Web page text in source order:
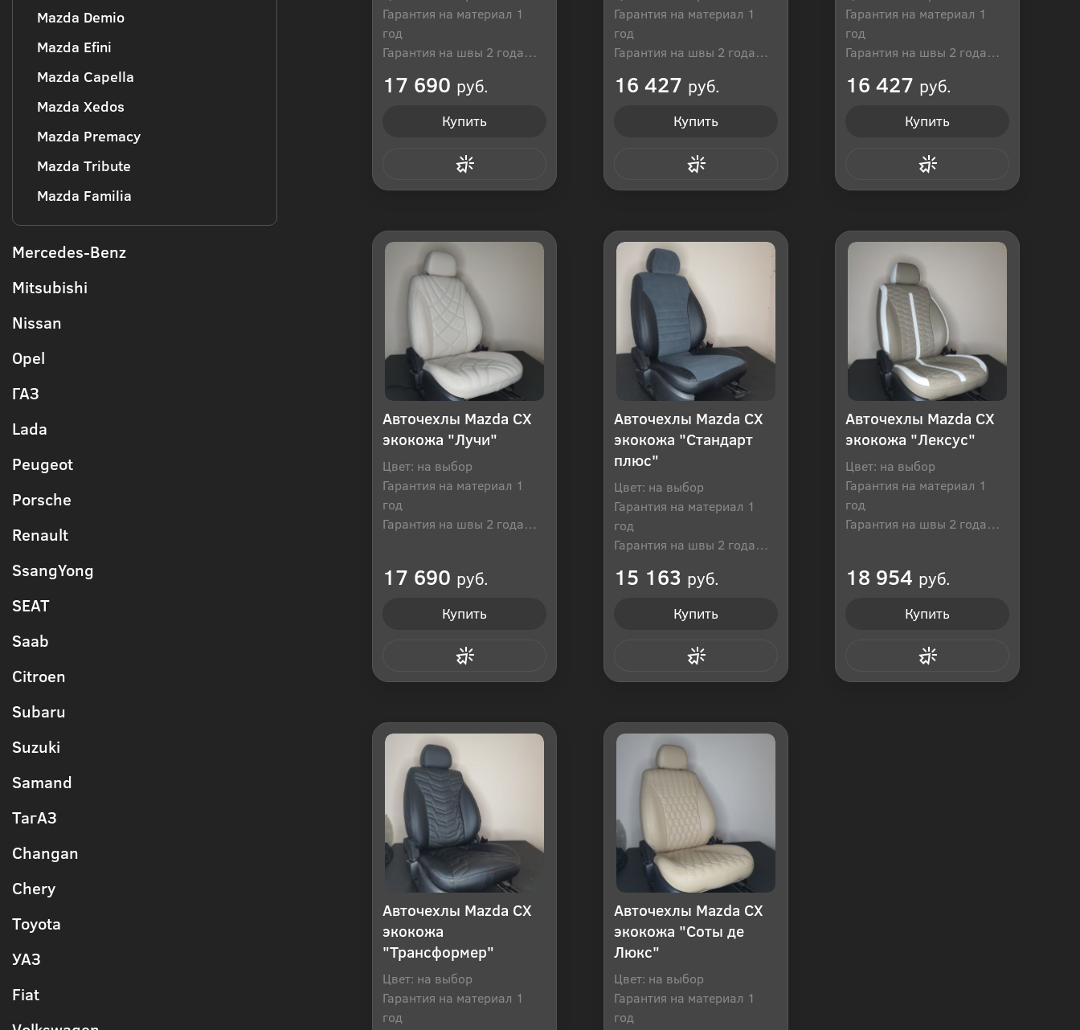
Mazda Demio
Mazda Efini
Mazda Capella
Mazda Xedos
Mazda Premacy
Mazda Tribute
Mazda Familia
Mercedes-Benz
Mitsubishi
Nissan
Opel
ГАЗ
Lada
Peugeot
Porsche
Renault
SsangYong
SEAT
Saab
Citroen
Subaru
Suzuki
Samand
ТагАЗ
Changan
Chery
Toyota
УАЗ
Fiat
Гарантия на материал 1
год
Гарантия на швы 2 года
17 690 руб.
Купить
Гарантия на материал 1
год
Гарантия на швы 2 года
16 427 руб.
Купить
Гарантия на материал 1
год
Гарантия на швы 2 года
16 427 руб.
Купить
Авточехлы Mazda CX
экокожа "Лучи"
Цвет: на выбор
Гарантия на материал 1
год
Гарантия на швы 2 года
17 690 руб.
Купить
Авточехлы Mazda CX
экокожа "Стандарт
плюс"
Цвет: на выбор
Гарантия на материал 1
год
Гарантия на швы 2 года
15 163 руб.
Купить
Авточехлы Mazda CX
экокожа "Лексус"
Цвет: на выбор
Гарантия на материал 1
год
Гарантия на швы 2 года
18 954 руб.
Купить
Авточехлы Mazda CX
экокожа
"Трансформер"
Цвет: на выбор
Гарантия на материал 1
год
Авточехлы Mazda CX
экокожа "Соты де
Люкс"
Цвет: на выбор
Гарантия на материал 1
год